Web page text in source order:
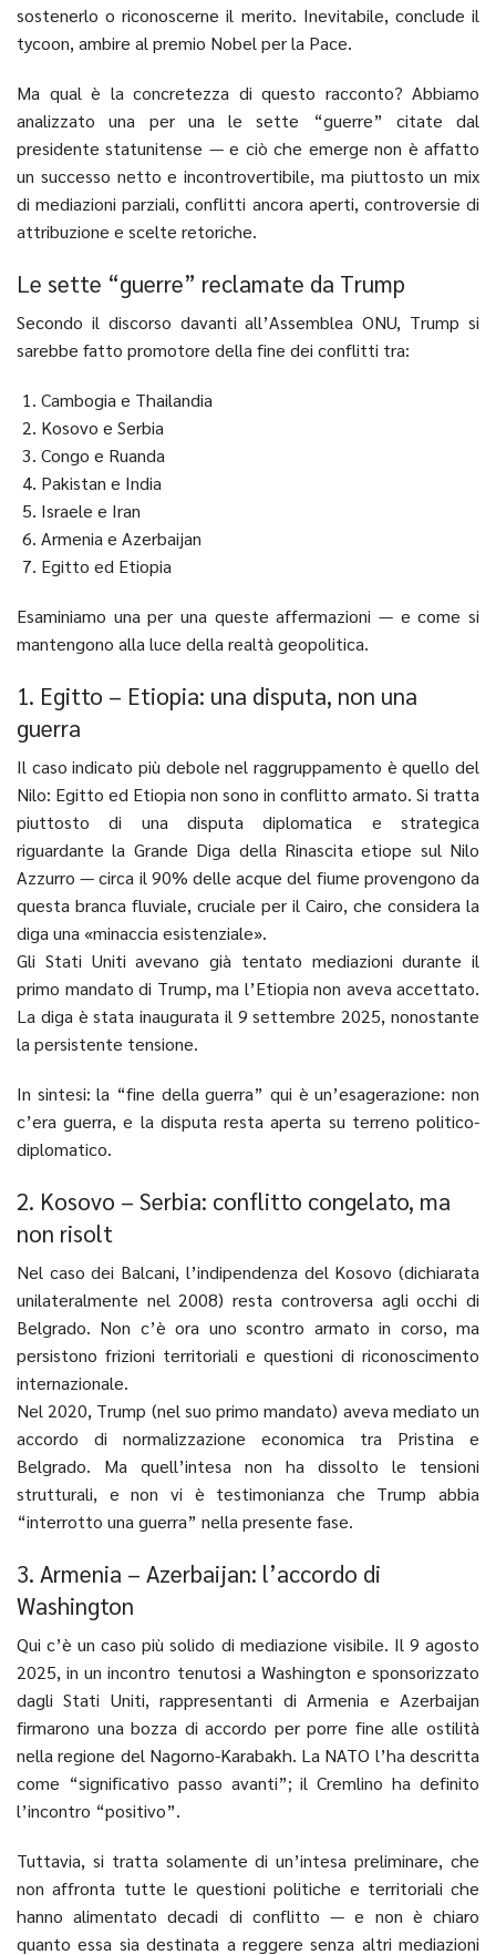
sostenerlo o riconoscerne il merito. Inevitabile, conclude il
tycoon, ambire al premio Nobel per la Pace.
Ma qual è la concretezza di questo racconto? Abbiamo
analizzato una per una le sette “guerre” citate dal
presidente statunitense — e ciò che emerge non è affatto
un successo netto e incontrovertibile, ma piuttosto un mix
di mediazioni parziali, conflitti ancora aperti, controversie di
attribuzione e scelte retoriche.
Le sette “guerre” reclamate da Trump
Secondo il discorso davanti all’Assemblea ONU, Trump si
sarebbe fatto promotore della fine dei conflitti tra:
Cambogia e Thailandia
Kosovo e Serbia
Congo e Ruanda
Pakistan e India
Israele e Iran
Armenia e Azerbaijan
Egitto ed Etiopia
Esaminiamo una per una queste affermazioni — e come si
mantengono alla luce della realtà geopolitica.
1. Egitto – Etiopia: una disputa, non una
guerra
Il caso indicato più debole nel raggruppamento è quello del
Nilo: Egitto ed Etiopia non sono in conflitto armato. Si tratta
piuttosto di una disputa diplomatica e strategica
riguardante la Grande Diga della Rinascita etiope sul Nilo
Azzurro — circa il 90% delle acque del fiume provengono da
questa branca fluviale, cruciale per il Cairo, che considera la
diga una «minaccia esistenziale».
Gli Stati Uniti avevano già tentato mediazioni durante il
primo mandato di Trump, ma l’Etiopia non aveva accettato.
La diga è stata inaugurata il 9 settembre 2025, nonostante
la persistente tensione.
In sintesi: la “fine della guerra” qui è un’esagerazione: non
c’era guerra, e la disputa resta aperta su terreno politico-
diplomatico.
2. Kosovo – Serbia: conflitto congelato, ma
non risolt
Nel caso dei Balcani, l’indipendenza del Kosovo (dichiarata
unilateralmente nel 2008) resta controversa agli occhi di
Belgrado. Non c’è ora uno scontro armato in corso, ma
persistono frizioni territoriali e questioni di riconoscimento
internazionale.
Nel 2020, Trump (nel suo primo mandato) aveva mediato un
accordo di normalizzazione economica tra Pristina e
Belgrado. Ma quell’intesa non ha dissolto le tensioni
strutturali, e non vi è testimonianza che Trump abbia
“interrotto una guerra” nella presente fase.
3. Armenia – Azerbaijan: l’accordo di
Washington
Qui c’è un caso più solido di mediazione visibile. Il 9 agosto
2025, in un incontro tenutosi a Washington e sponsorizzato
dagli Stati Uniti, rappresentanti di Armenia e Azerbaijan
firmarono una bozza di accordo per porre fine alle ostilità
nella regione del Nagorno-Karabakh. La NATO l’ha descritta
come “significativo passo avanti”; il Cremlino ha definito
l’incontro “positivo”.
Tuttavia, si tratta solamente di un’intesa preliminare, che
non affronta tutte le questioni politiche e territoriali che
hanno alimentato decadi di conflitto — e non è chiaro
quanto essa sia destinata a reggere senza altri mediazioni